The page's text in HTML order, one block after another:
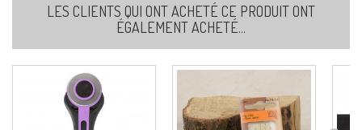
LES CLIENTS QUI ONT ACHETÉ CE PRODUIT ONT
ÉGALEMENT ACHETÉ...